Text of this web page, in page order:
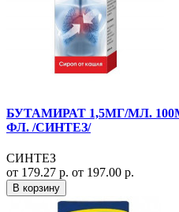
БУТАМИРАТ 1,5МГ/МЛ.
ФЛ. /СИНТЕЗ/
СИНТЕЗ
от 179.27 р. от 197.00 р.
В корзину